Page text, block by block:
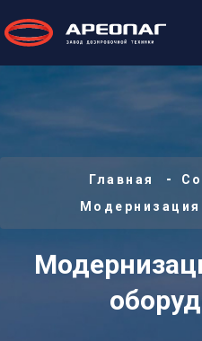
Главная